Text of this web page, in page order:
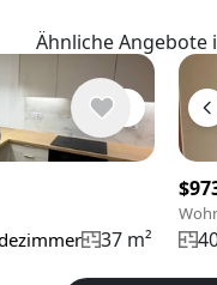
Ähnliche Angebote
37 m²